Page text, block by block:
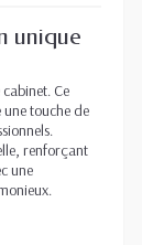
unique
Ce
touche de
renforçant
une